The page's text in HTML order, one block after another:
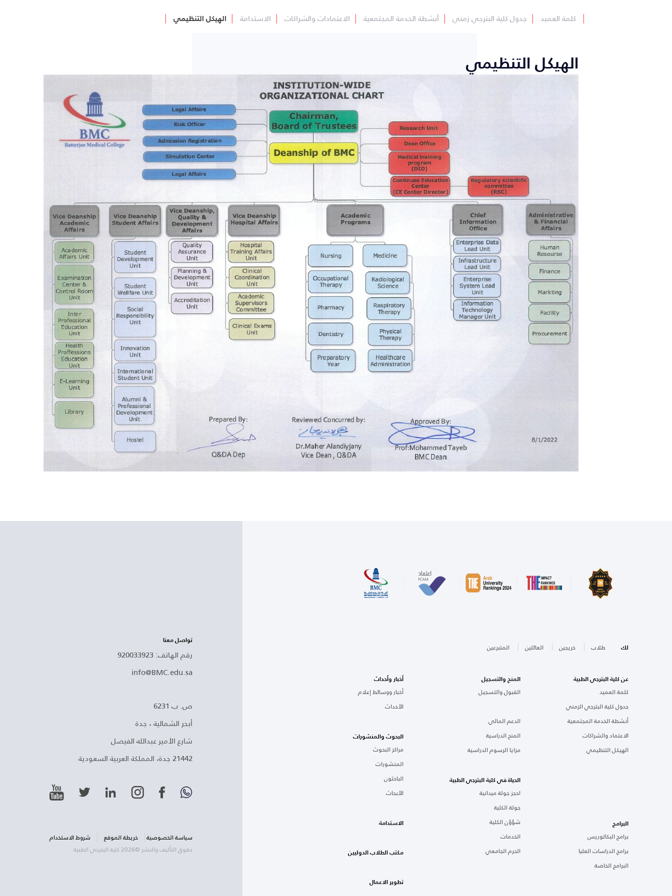
│ كلمة العميد │ جدول كلية البترجي زمني │ أنشطة الخدمة المجتمعية │ الاعتمادات والشراكات │ الاستدامة │ الهيكل التنظيمي │
الهيكل التنظيمي
لك طلاب خريجين العائلين المتبرعين
عن كلية البترجي الطبية
كلمة العميد
جدول كلية البترجي الزمني
أنشطة الخدمة المجتمعية
الاعتماد والشراكات
الهيكل التنظيمي
البرامج
برامج البكالوريس
برامج الدراسات العليا
البرامج الخاصة
المنح والتسجيل
القبول والتسجيل
الدعم المالي
المنح الدراسية
مزايا الرسوم الدراسية
الحياة في كلية البترجي الطبية
احجز جولة ميدانية
جولة الكلية
شؤؤن الكلية
الخدمات
الحرم الجامعي
أخبار وأحداث
أخبار ووسائط إعلام
الأحداث
البحوث والمنشورات
مراكز البحوث
المنشورات
الباحثون
الأبحاث
الاستدامة
مكتب الطلاب الدوليين
تطوير الاعمال
تواصل معنا
رقم الهاتف: 920033923
info@BMC.edu.sa
ص. ب 6231
أبحر الشمالية ، جدة
شارع الأمير عبدالله الفيصل
21442 جدة، المملكة العربية السعودية
سياسة الخصوصية خريطة الموقع
شروط الاستخدام
حقوق التأليف والنشر ©2026 كلية البترجي الطبية